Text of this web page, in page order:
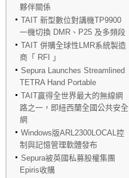
夥伴關係
TAIT 新型數位對講機TP9900
一機切換 DMR、P25 及多頻段
TAIT 併購全球性LMR系統製造
商「 RFI 」
Sepura Launches Streamlined
TETRA Hand Portable
TAIT贏得全世界最大的無線網
路之一，即紐西蘭全國公共安全
網
Windows版ARL2300LOCAL控
制與記憶管理軟體發布
Sepura被英國私募股權集團
Epiris收購